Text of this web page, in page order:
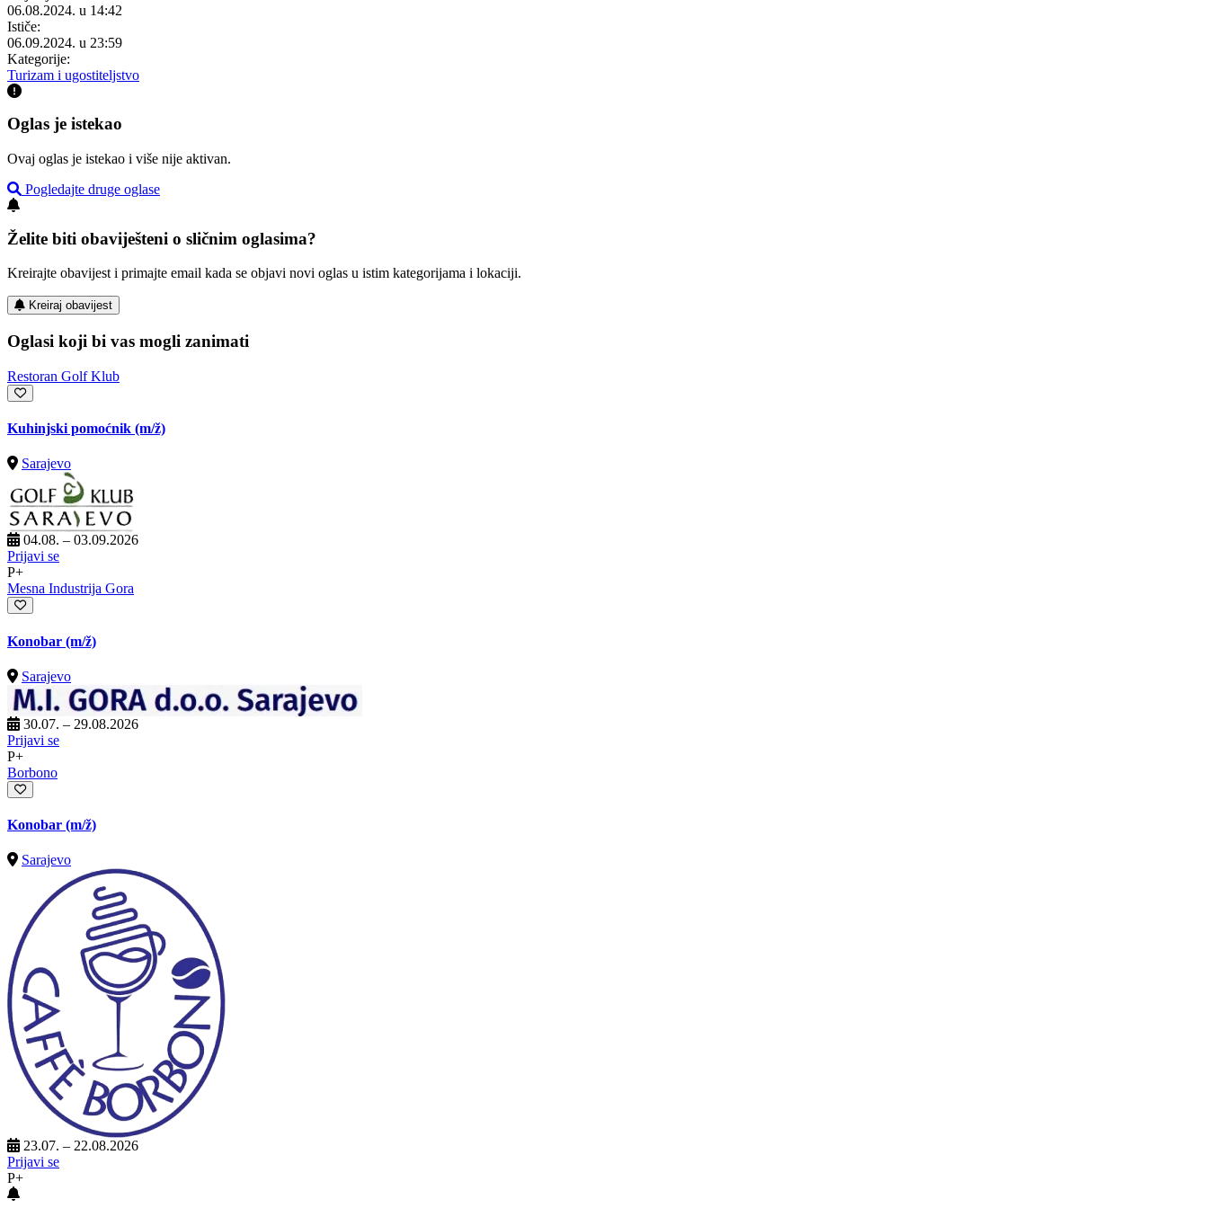
06.08.2024. u 14:42
Ističe:
06.09.2024. u 23:59
Kategorije:
Turizam i ugostiteljstvo
Oglas je istekao
Ovaj oglas je istekao i više nije aktivan.
Pogledajte druge oglase
Želite biti obaviješteni o sličnim oglasima?
Kreirajte obavijest i primajte email kada se objavi novi oglas u istim kategorijama i lokaciji.
Kreiraj obavijest
Oglasi koji bi vas mogli zanimati
Restoran Golf Klub
Kuhinjski pomoćnik (m/ž)
Sarajevo
04.08. – 03.09.2026
Prijavi se
P+
Mesna Industrija Gora
Konobar (m/ž)
Sarajevo
30.07. – 29.08.2026
Prijavi se
P+
Borbono
Konobar (m/ž)
Sarajevo
23.07. – 22.08.2026
Prijavi se
P+